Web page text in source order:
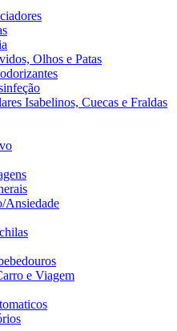
Olhos e Patas
Isabelinos, Cuecas e Fraldas
Ansiedade
e Viagem